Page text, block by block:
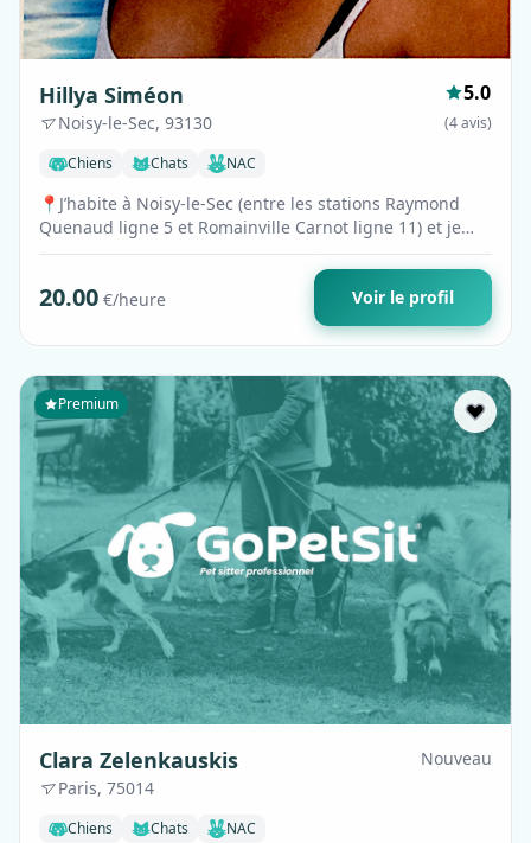
Hillya Siméon
Noisy-le-Sec, 93130
5.0
(4 avis)
Chiens
Chats NAC
📍J’habite à Noisy-le-Sec (entre les stations Raymond
Quenaud ligne 5 et Romainville Carnot ligne 11) et je
suis très flexible dans mes dépla…
20.00 €/heure Voir le profil
Premium
Clara Zelenkauskis
Paris, 75014
Nouveau
Chiens Chats NAC